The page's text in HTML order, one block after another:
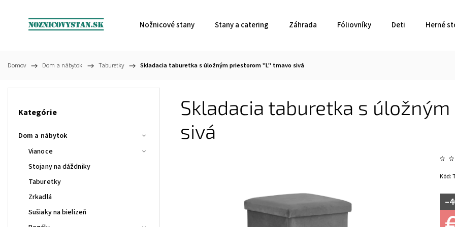
Nožnicové stany Stany a catering Záhrada Fóliovníky Deti Herné
Domov / Dom a nábytok / Taburetky / Skladacia taburetka s úložným priestorom "L" tmavo sivá
Kategórie
Dom a nábytok
Vianoce
Stojany na dáždniky
Taburetky
Zrkadlá
Sušiaky na bielizeň
Skladacia taburetka s
sivá
Kód: